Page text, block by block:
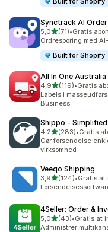
Synctrack AI
5,0ud af 5 stjerner
(71)
71 anmeldelser i alt
•Gratis
Ordresporing med
Built for Shopify
All In One
4,9ud af 5 stjerner
(119)
119 anmeldelser i alt
•Gratis
Labels i
Business.
Shippo ‑
4,2ud af 5 stjerner
(283)
283 anmeldelser i alt
•Gratis
Gør forsendelse
virksomhed
Veeqo Shipping
3,9ud af 5 stjerner
(124)
124 anmeldelser i alt
•Gratis at
4Seller: Order &
5,0ud af 5 stjerner
(43)
43 anmeldelser i alt
•Gratis at
Administrer